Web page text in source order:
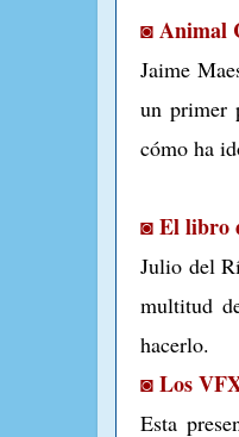
◙ Animal
Jaime
un primer
cómo ha
◙ El libro
Julio del
multitud
hacerlo.
◙ Los
Esta